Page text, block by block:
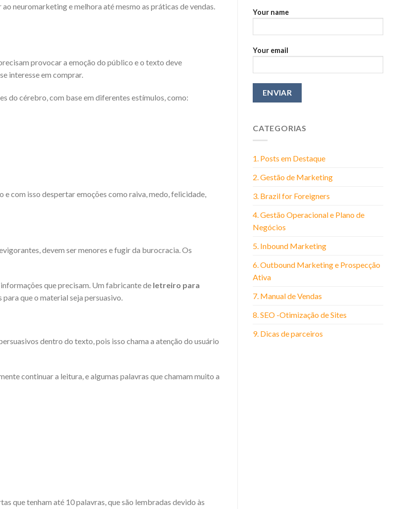
neuromarketing e melhora até mesmo as práticas de vendas.
provocar a emoção do público e o texto deve
interesse em comprar.
do cérebro, com base em diferentes estímulos, como:
com isso despertar emoções como raiva, medo, felicidade,
devem ser menores e fugir da burocracia. Os
que precisam. Um fabricante de letreiro para
que o material seja persuasivo.
dentro do texto, pois isso chama a atenção do usuário
continuar a leitura, e algumas palavras que chamam muito a
que tenham até 10 palavras, que são lembradas devido às
Your name
Your email
CATEGORIAS
1. Posts em Destaque
2. Gestão de Marketing
3. Brazil for Foreigners
4. Gestão Operacional e Plano de
Negócios
5. Inbound Marketing
6. Outbound Marketing e Prospecção
Ativa
7. Manual de Vendas
8. SEO -Otimização de Sites
9. Dicas de parceiros